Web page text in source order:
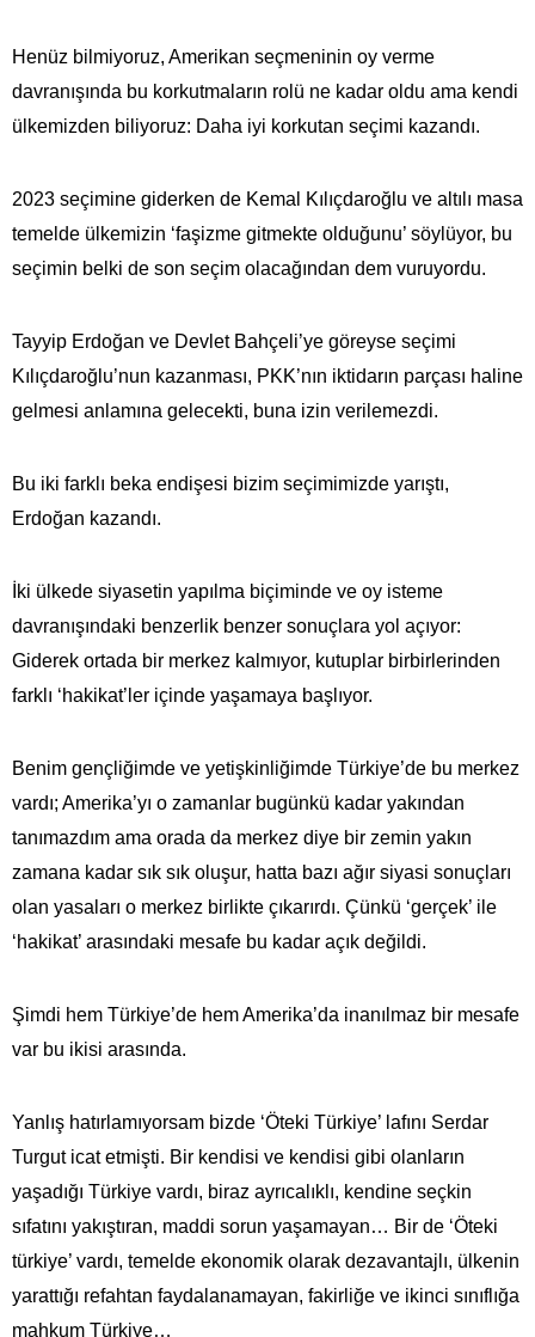
Henüz bilmiyoruz, Amerikan seçmeninin oy verme
davranışında bu korkutmaların rolü ne kadar oldu ama kendi
ülkemizden biliyoruz: Daha iyi korkutan seçimi kazandı.
2023 seçimine giderken de Kemal Kılıçdaroğlu ve altılı masa
temelde ülkemizin ‘faşizme gitmekte olduğunu’ söylüyor, bu
seçimin belki de son seçim olacağından dem vuruyordu.
Tayyip Erdoğan ve Devlet Bahçeli’ye göreyse seçimi
Kılıçdaroğlu’nun kazanması, PKK’nın iktidarın parçası haline
gelmesi anlamına gelecekti, buna izin verilemezdi.
Bu iki farklı beka endişesi bizim seçimimizde yarıştı,
Erdoğan kazandı.
İki ülkede siyasetin yapılma biçiminde ve oy isteme
davranışındaki benzerlik benzer sonuçlara yol açıyor:
Giderek ortada bir merkez kalmıyor, kutuplar birbirlerinden
farklı ‘hakikat’ler içinde yaşamaya başlıyor.
Benim gençliğimde ve yetişkinliğimde Türkiye’de bu merkez
vardı; Amerika’yı o zamanlar bugünkü kadar yakından
tanımazdım ama orada da merkez diye bir zemin yakın
zamana kadar sık sık oluşur, hatta bazı ağır siyasi sonuçları
olan yasaları o merkez birlikte çıkarırdı. Çünkü ‘gerçek’ ile
‘hakikat’ arasındaki mesafe bu kadar açık değildi.
Şimdi hem Türkiye’de hem Amerika’da inanılmaz bir mesafe
var bu ikisi arasında.
Yanlış hatırlamıyorsam bizde ‘Öteki Türkiye’ lafını Serdar
Turgut icat etmişti. Bir kendisi ve kendisi gibi olanların
yaşadığı Türkiye vardı, biraz ayrıcalıklı, kendine seçkin
sıfatını yakıştıran, maddi sorun yaşamayan… Bir de ‘Öteki
türkiye’ vardı, temelde ekonomik olarak dezavantajlı, ülkenin
yarattığı refahtan faydalanamayan, fakirliğe ve ikinci sınıflığa
mahkum Türkiye…